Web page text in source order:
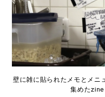
壁に雑に貼られたメモとメニ
集めたzine